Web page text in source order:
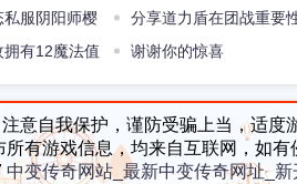
有隐藏地图吗
私服阴阳师樱
分享道力盾在团战重要
有12魔法值
谢谢你的惊喜
意自我保护，谨防受骗上当，适
所有游戏信息，均来自互联网，如
中变传奇网站_最新中变传奇网址_